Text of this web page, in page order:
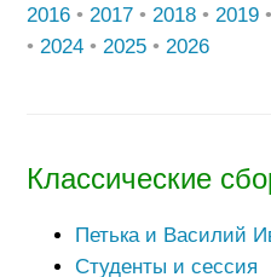
2016 • 2017 • 2018 • 2019 •
• 2024 • 2025 • 2026
Классические
Петька и Василий
Студенты и сессия